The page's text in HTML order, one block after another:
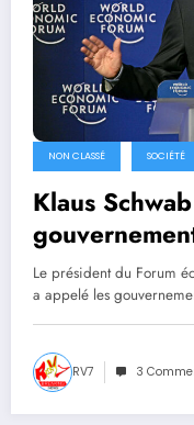
NON CLASSÉ SOCIÉTÉ
Klaus
l’élite
Le président du Forum
a appelé les
RV7 3